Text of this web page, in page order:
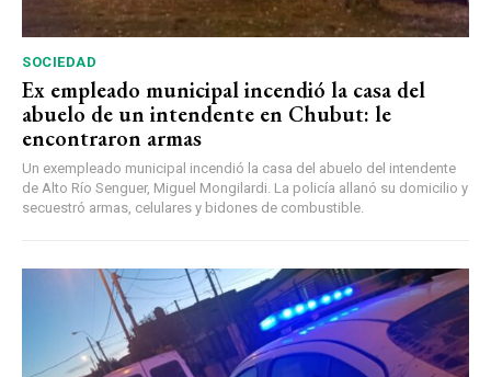
SOCIEDAD
Ex empleado municipal incendió la casa del
abuelo de un intendente en Chubut: le
encontraron armas
Un exempleado municipal incendió la casa del abuelo del intendente
de Alto Río Senguer, Miguel Mongilardi. La policía allanó su domicilio y
secuestró armas, celulares y bidones de combustible.